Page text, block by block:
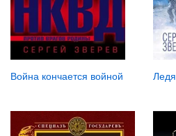
Война кончается войной